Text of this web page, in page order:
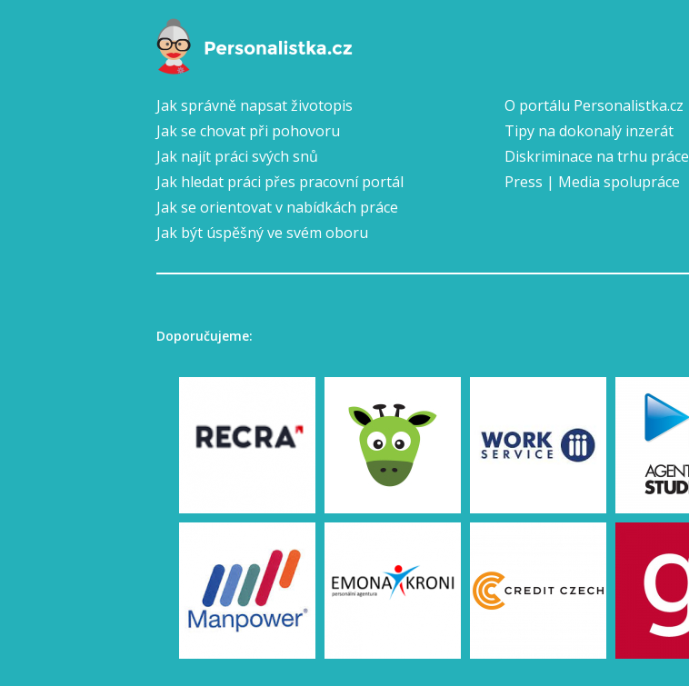
Jak správně napsat životopis
Jak se chovat při pohovoru
Jak najít práci svých snů
Jak hledat práci přes pracovní portál
Jak se orientovat v nabídkách práce
Jak být úspěšný ve svém oboru
O portálu Personalistka.cz
Tipy na dokonalý inzerát
Diskriminace na trhu práce
Press | Media spolupráce
Doporučujeme: